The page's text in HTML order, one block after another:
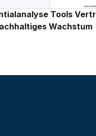
Tools
Wachstum